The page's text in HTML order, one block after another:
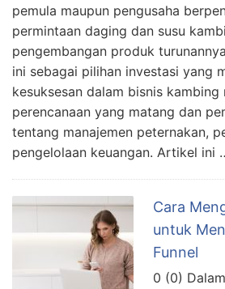
pemula maupun pengusaha
permintaan daging dan susu
pengembangan produk
ini sebagai pilihan investasi yang
kesuksesan dalam bisnis kambing
perencanaan yang matang dan
tentang manajemen peternakan,
pengelolaan keuangan. Artikel ini
Cara
untuk
Funnel
0 (0)